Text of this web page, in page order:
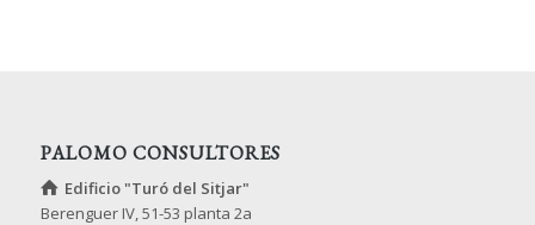
PALOMO CONSULTORES
Edificio "Turó del Sitjar"
Berenguer IV, 51-53 planta 2a